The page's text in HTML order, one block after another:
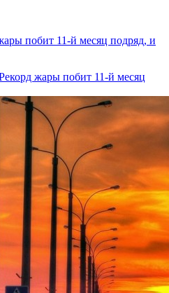
побит 11-й месяц подряд, и
жары побит 11-й месяц